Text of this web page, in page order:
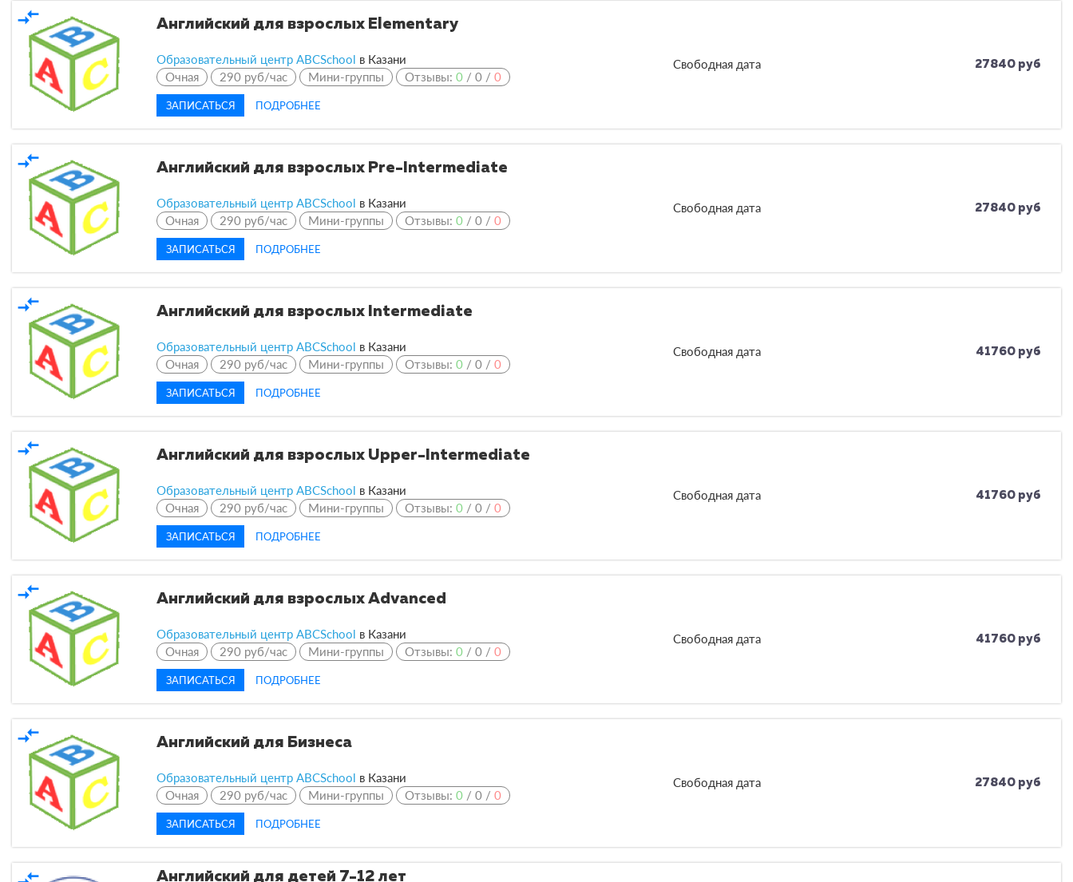
compare_arrows Английский для взрослых Elementary
Образовательный центр ABCSchool в Казани
Очная
290 руб/час Мини-группы Отзывы: 0 / 0 / 0
ЗАПИСАТЬСЯ ПОДРОБНЕЕ
Свободная дата 27840 руб
compare_arrows Английский для взрослых Pre-Intermediate
Образовательный центр ABCSchool в Казани
Очная
290 руб/час Мини-группы Отзывы: 0 / 0 / 0
ЗАПИСАТЬСЯ ПОДРОБНЕЕ
Свободная дата 27840 руб
compare_arrows Английский для взрослых Intermediate
Образовательный центр ABCSchool в Казани
Очная
290 руб/час Мини-группы Отзывы: 0 / 0 / 0
ЗАПИСАТЬСЯ ПОДРОБНЕЕ
Свободная дата 41760 руб
compare_arrows Английский для взрослых Upper-Intermediate
Образовательный центр ABCSchool в Казани
Очная
290 руб/час Мини-группы Отзывы: 0 / 0 / 0
ЗАПИСАТЬСЯ ПОДРОБНЕЕ
Свободная дата 41760 руб
compare_arrows Английский для взрослых Advanced
Образовательный центр ABCSchool в Казани
Очная
290 руб/час Мини-группы Отзывы: 0 / 0 / 0
ЗАПИСАТЬСЯ ПОДРОБНЕЕ
Свободная дата 41760 руб
compare_arrows Английский для Бизнеса
Образовательный центр ABCSchool в Казани
Очная
290 руб/час Мини-группы Отзывы: 0 / 0 / 0
ЗАПИСАТЬСЯ ПОДРОБНЕЕ
Свободная дата 27840 руб
Английский для детей 7-12 лет